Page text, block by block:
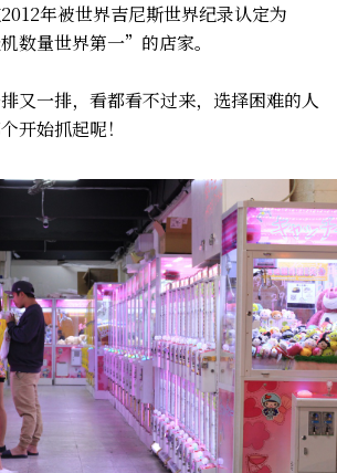
年被世界吉尼斯世界纪录认定为
数量世界第一”的店家。
又一排，看都看不过来，选择困难的人
开始抓起呢！